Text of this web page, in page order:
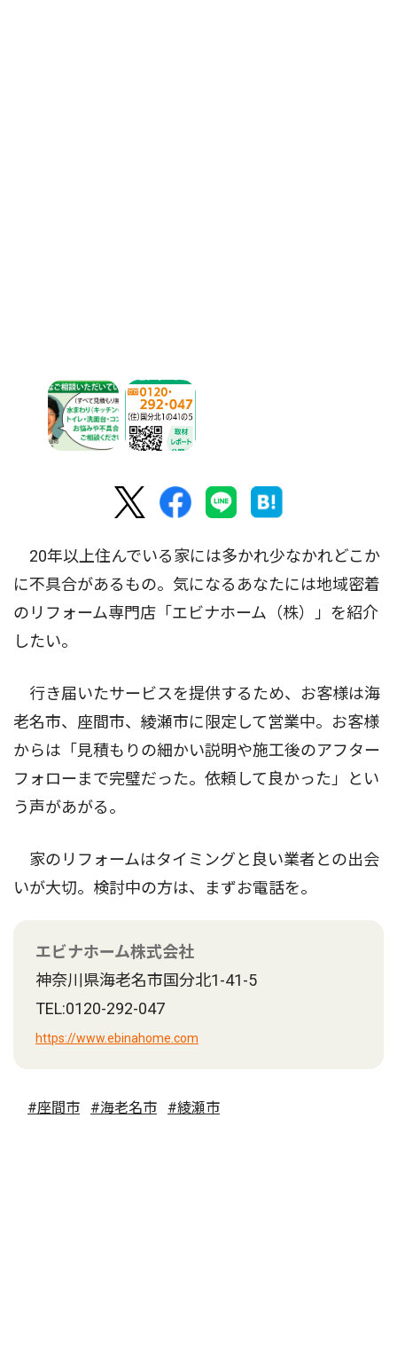
20年以上住んでいる家には多かれ少なかれどこか
に不具合があるもの。気になるあなたには地域密着
のリフォーム専門店「エビナホーム（株）」を紹介
したい。
行き届いたサービスを提供するため、お客様は海
老名市、座間市、綾瀬市に限定して営業中。お客様
からは「見積もりの細かい説明や施工後のアフター
フォローまで完璧だった。依頼して良かった」とい
う声があがる。
家のリフォームはタイミングと良い業者との出会
いが大切。検討中の方は、まずお電話を。
エビナホーム株式会社
神奈川県海老名市国分北1-41-5
TEL:0120-292-047
https://www.ebinahome.com
#座間市 #海老名市 #綾瀬市